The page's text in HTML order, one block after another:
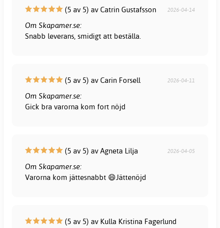
(5 av 5) av Catrin Gustafsson 2026-04-14
Om Skapamer.se:
Snabb leverans, smidigt att beställa.
(5 av 5) av Carin Forsell 2026-04-11
Om Skapamer.se:
Gick bra varorna kom fort nöjd
(5 av 5) av Agneta Lilja 2026-04-05
Om Skapamer.se:
Varorna kom jättesnabbt 😄Jättenöjd
(5 av 5) av Kulla Kristina Fagerlund